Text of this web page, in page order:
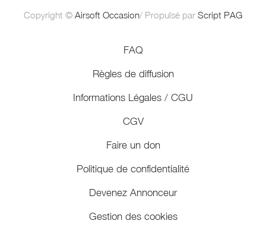
Copyright © Airsoft Occasion/ Propulsé par Script PAG
FAQ
Règles de diffusion
Informations Légales / CGU
CGV
Faire un don
Politique de confidentialité
Devenez Annonceur
Gestion des cookies